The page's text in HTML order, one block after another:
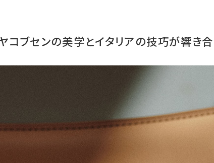
コブセンの美学とイタリアの技巧が響き